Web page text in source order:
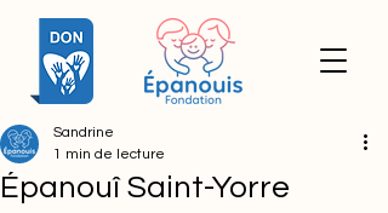
Épanouî Saint-Yorre
Sandrine
1 min de lecture